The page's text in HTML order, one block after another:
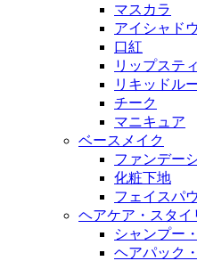
マスカラ
アイシャドウ
口紅
リップステ
リキッドル
チーク
マニキュア
ベースメイク
ファンデー
化粧下地
フェイスパ
ヘアケア・スタイ
シャンプー
ヘアパック